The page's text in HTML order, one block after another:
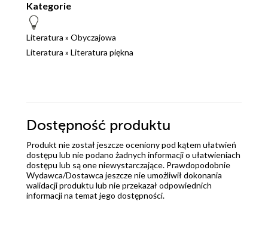
Kategorie
Literatura » Obyczajowa
Literatura » Literatura piękna
Dostępność produktu
Produkt nie został jeszcze oceniony pod kątem ułatwień
dostępu lub nie podano żadnych informacji o ułatwieniach
dostępu lub są one niewystarczające. Prawdopodobnie
Wydawca/Dostawca jeszcze nie umożliwił dokonania
walidacji produktu lub nie przekazał odpowiednich
informacji na temat jego dostępności.